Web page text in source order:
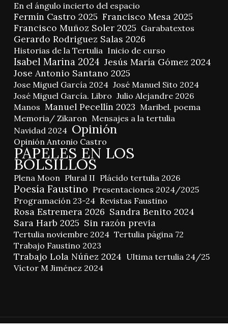
En el ángulo incierto del espacio
Fermín Castro 2025 Francisco Mesa 2025
Francisco Muñoz Soler 2025 Garabatextos
Gerardo Rodriguez Salas 2026
Historias de la Tertulia Inicio de curso
Isabel Marina 2024 Jesús María Gómez 2024
Jose Antonio Santano 2025
Jose Miguel García 2024 José Manuel Sito 2024
José Miguel García. Libro Julio Alejandre 2026
Manos Manuel Pecellín 2023 Maribel. poema
Memoria/ Zikaron Mensajes a la tertulia
Navidad 2024 Opinión
Opinión Antonio Castro
PAPELES EN LOS
BOLSILLOS
Plena Moon Plural II Plácido tertulia 2026
Poesía Faustino Presentaciones 2024/2025
Programación 23-24 Revistas Faustino
Rosa Estremera 2026 Sandra Benito 2024
Sara Harb 2025 Sin razón previa
Tertulia noviembre 2024 Tertulia página 72
Trabajo Faustino 2023
Trabajo Lola Núñez 2024 Ultima tertulia 24/25
Víctor M Jiménez 2024